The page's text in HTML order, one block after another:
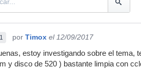
por Timox el 12/09/2017
estoy investigando sobre el tema,
y disco de 520 ) bastante limpia con